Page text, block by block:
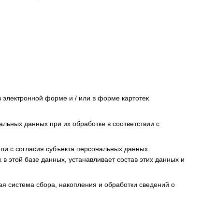
форме и / или в форме картотек
данных при их обработке в соответствии с
с согласия субъекта персональных данных
этой базе данных, устанавливает состав этих данных и
система сбора, накопления и обработки сведений о